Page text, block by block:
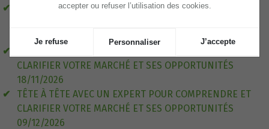
TÊTE À TÊTE AVEC UN EXPERT POUR COMPRENDRE ET
07/10/2026
CLARIFIER VOTRE MARCHÉ ET SES OPPORTUNITÉS
18/11/2026
TÊTE À TÊTE AVEC UN EXPERT POUR COMPRENDRE ET
CLARIFIER VOTRE MARCHÉ ET SES OPPORTUNITÉS
09/12/2026
accepter ou refuser l’utilisation des cookies.
Je refuse Personnaliser J’accepte